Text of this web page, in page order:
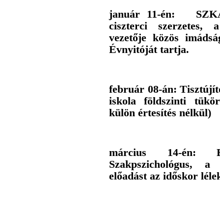
január 11-én:
ciszterci szerzetes,
vezetője közös
Évnyitóját tartja.
február 08-án:
iskola földszinti
külön értesítés nélkül)
március 14-én:
Szakpszichológus,
előadást az időskor